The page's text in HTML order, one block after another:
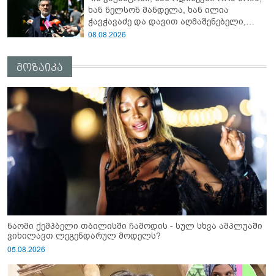
რეჟიმმა დაბომბა ცხინვალი"
ხან ნელსონ მანდელა, ხან ილია
ჭავჭავაძე და დავით აღმაშენებელი,
სინამდვილეში, ერთი საცოდავი,
08.08.2026
მოზაიკა
ნაომი ქემპბელი თბილისში ჩამოდის - სულ სხვა ამპლუაში
ვიხილავთ ლეგენდარულ მოდელს?
05.08.2026